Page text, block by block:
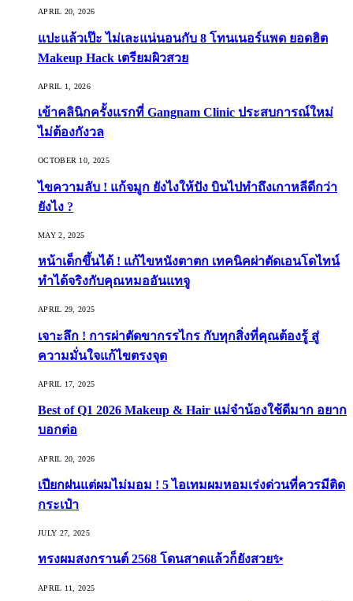
APRIL 20, 2026
แปะแล้วเป๊ะ ไม่เละแน่นอนกับ 8 โทนเนอร์แพด ยอดฮิต
Makeup Hack เตรียมผิวสวย
APRIL 1, 2026
เข้าคลินิกครั้งแรกที่ Gangnam Clinic ประสบการณ์ใหม่
ไม่ต้องกังวล
OCTOBER 10, 2025
ไขความลับ ! แก้จมูก ยังไงให้ปัง บินไปทำถึงเกาหลีดีกว่า
ยังไง ?
MAY 2, 2025
หน้าเด็กขึ้นได้ ! แก้ไขหนังตาตก เทคนิคผ่าตัดเอนโดไทน์
ทำได้จริงกับคุณหมออันแทจู
APRIL 29, 2025
เจาะลึก ! การผ่าตัดขากรรไกร กับทุกสิ่งที่คุณต้องรู้ สู่
ความมั่นใจแก้ไขตรงจุด
APRIL 17, 2025
Best of Q1 2026 Makeup & Hair แม่จ๋าน้องใช้ดีมาก อยาก
บอกต่อ
APRIL 20, 2026
เปียกฝนแต่ผมไม่มอม ! 5 ไอเทมผมหอมเร่งด่วนที่ควรมีติด
กระเป๋า
JULY 27, 2025
ทรงผมสงกรานต์ 2568 โดนสาดแล้วก็ยังสวย✨
APRIL 11, 2025